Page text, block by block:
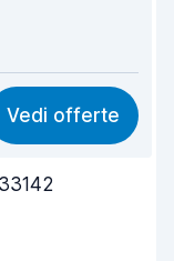
6,5
6,4
Vedi offerte